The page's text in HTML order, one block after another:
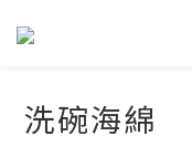
洗碗海綿